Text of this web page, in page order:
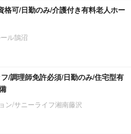
格可/日勤のみ/介護付き有料老人ホー
ル鵠沼
/調理師免許必須/日勤のみ/住宅型有
ン/サニーライフ湘南藤沢